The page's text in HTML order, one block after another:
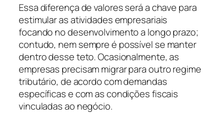
Essa diferença de valores será a chave para
estimular as atividades empresariais
focando no desenvolvimento a longo prazo;
contudo, nem sempre é possível se manter
dentro desse teto. Ocasionalmente, as
empresas precisam migrar para outro regime
tributário, de acordo com demandas
específicas e com as condições fiscais
vinculadas ao negócio.